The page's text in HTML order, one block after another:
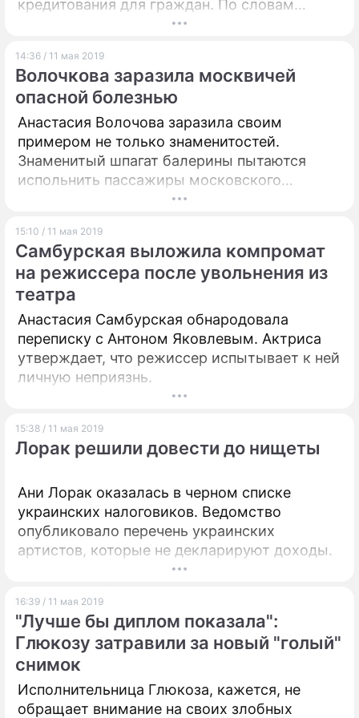
кредитования для граждан. По словам
спикера нижней палаты Вячеслава
представителями банковского сектора.
14:36 / 11 мая 2019
Волочкова заразила москвичей
опасной болезнью
Анастасия Волочова заразила своим
примером не только знаменитостей.
Знаменитый шпагат балерины пытаются
испольнить пассажиры московского
15:10 / 11 мая 2019
Самбурская выложила компромат
на режиссера после увольнения из
театра
Анастасия Самбурская обнародовала
переписку с Антоном Яковлевым. Актриса
утверждает, что режиссер испытывает к ней
личную неприязнь.
15:38 / 11 мая 2019
Лорак решили довести до нищеты
Ани Лорак оказалась в черном списке
украинских налоговиков. Ведомство
опубликовало перечень украинских
артистов, которые не декларируют доходы.
16:39 / 11 мая 2019
"Лучше бы диплом показала":
Глюкозу затравили за новый "голый"
снимок
Исполнительница Глюкоза, кажется, не
обращает внимание на своих злобных